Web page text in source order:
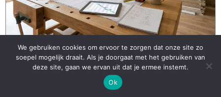
Hoe beïnvloedt materiaalkeuze het
onderhoud na renovatie?
Onderhoud en levensduur

Whatsapp
We gebruiken cookies om ervoor te zorgen dat onze site zo
soepel mogelijk draait. Als je doorgaat met het gebruiken van
deze site, gaan we ervan uit dat je ermee instemt.
Ok